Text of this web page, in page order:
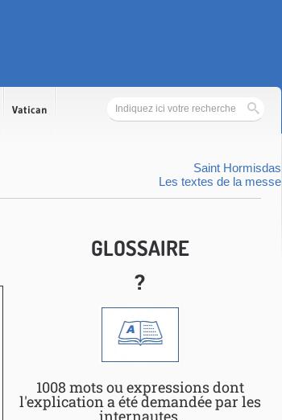
Vatican
Saint Hormisdas
Les textes de la messe
GLOSSAIRE
?
1008 mots ou expressions dont
l'explication a été demandée par les
internautes.